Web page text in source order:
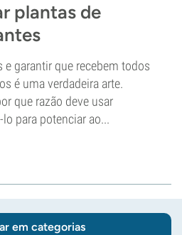
plantas de
e garantir que recebem todos
é uma verdadeira arte.
que razão deve usar
para potenciar ao...
em categorias